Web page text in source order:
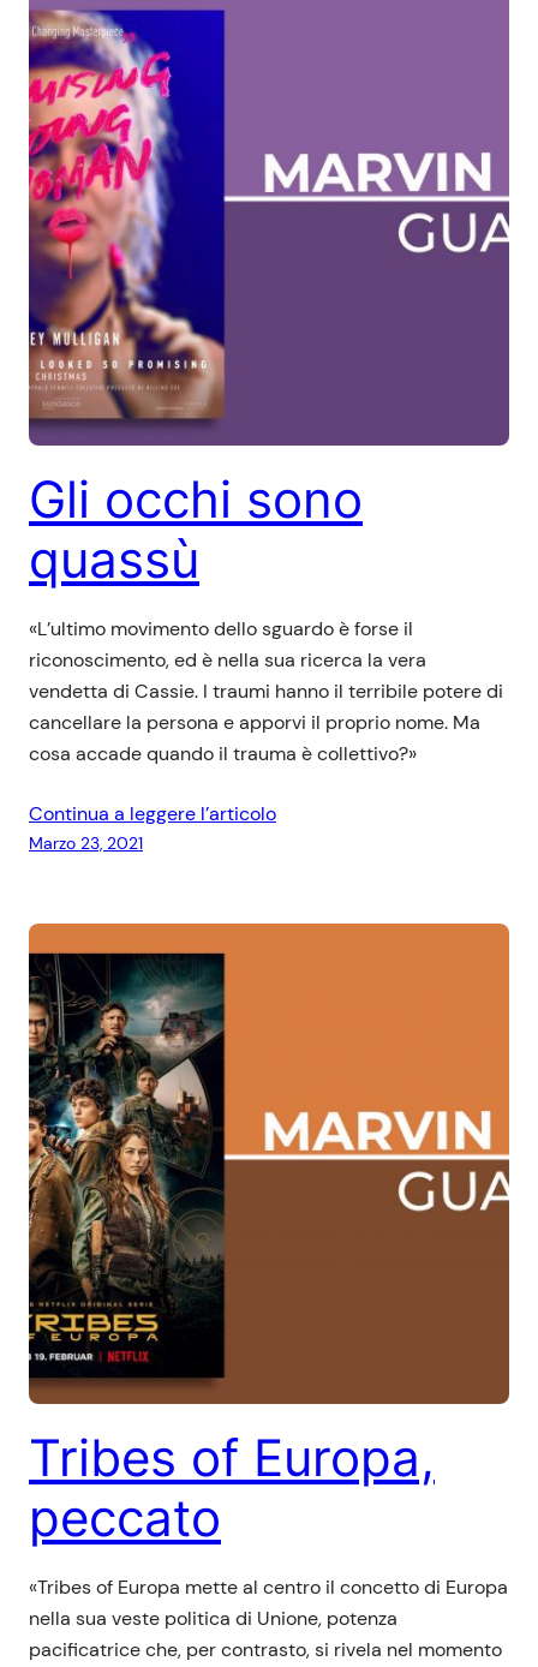
Gli occhi sono
quassù
«L’ultimo movimento dello sguardo è forse il
riconoscimento, ed è nella sua ricerca la vera
vendetta di Cassie. I traumi hanno il terribile potere di
cancellare la persona e apporvi il proprio nome. Ma
cosa accade quando il trauma è collettivo?»
Continua a leggere l’articolo
Marzo 23, 2021
Tribes of Europa,
peccato
«Tribes of Europa mette al centro il concetto di Europa
nella sua veste politica di Unione, potenza
pacificatrice che, per contrasto, si rivela nel momento